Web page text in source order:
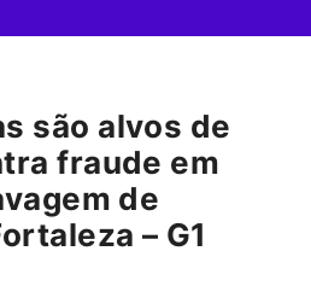
são alvos de
fraude em
de
– G1